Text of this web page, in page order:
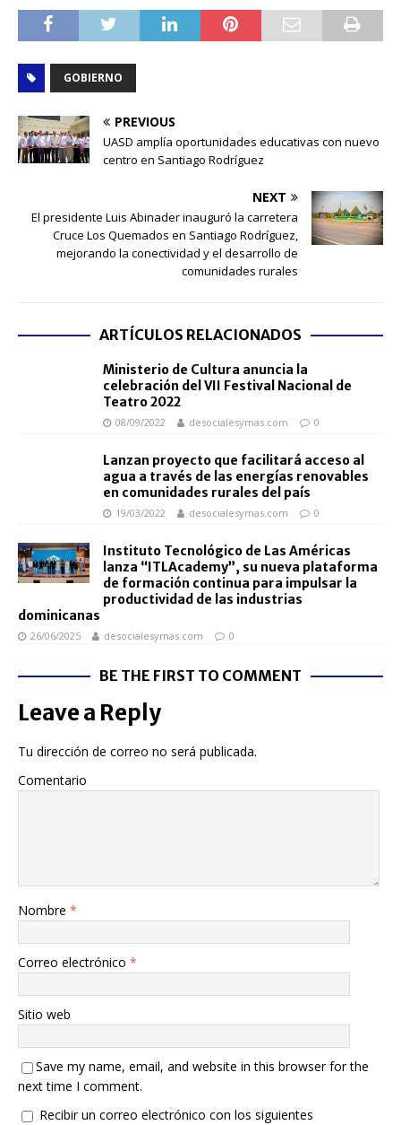
GOBIERNO
PREVIOUS
UASD amplía oportunidades educativas con nuevo
centro en Santiago Rodríguez
NEXT
El presidente Luis Abinader inauguró la carretera
Cruce Los Quemados en Santiago Rodríguez,
mejorando la conectividad y el desarrollo de
comunidades rurales
ARTÍCULOS RELACIONADOS
Ministerio de Cultura anuncia la
celebración del VII Festival Nacional de
Teatro 2022
08/09/2022 desocialesymas.com 0
Lanzan proyecto que facilitará acceso al
agua a través de las energías renovables
en comunidades rurales del país
19/03/2022 desocialesymas.com 0
Instituto Tecnológico de Las Américas
lanza “ITLAcademy”, su nueva plataforma
de formación continua para impulsar la
productividad de las industrias
dominicanas
26/06/2025 desocialesymas.com 0
BE THE FIRST TO COMMENT
Leave a Reply
Tu dirección de correo no será publicada.
Comentario
Nombre *
Correo electrónico *
Sitio web
Save my name, email, and website in this browser for the
next time I comment.
Recibir un correo electrónico con los siguientes